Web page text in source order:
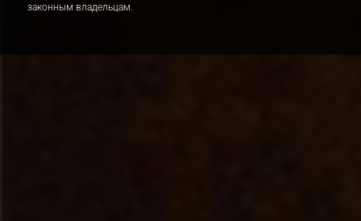
законным владельцам.